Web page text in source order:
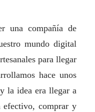
una compañía de
mundo digital
para llegar
hace unos
la idea era llegar a
efectivo, comprar y